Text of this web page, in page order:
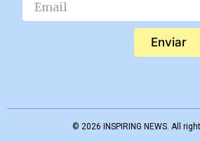
Enviar
© 2026 INSPIRING NEWS. All